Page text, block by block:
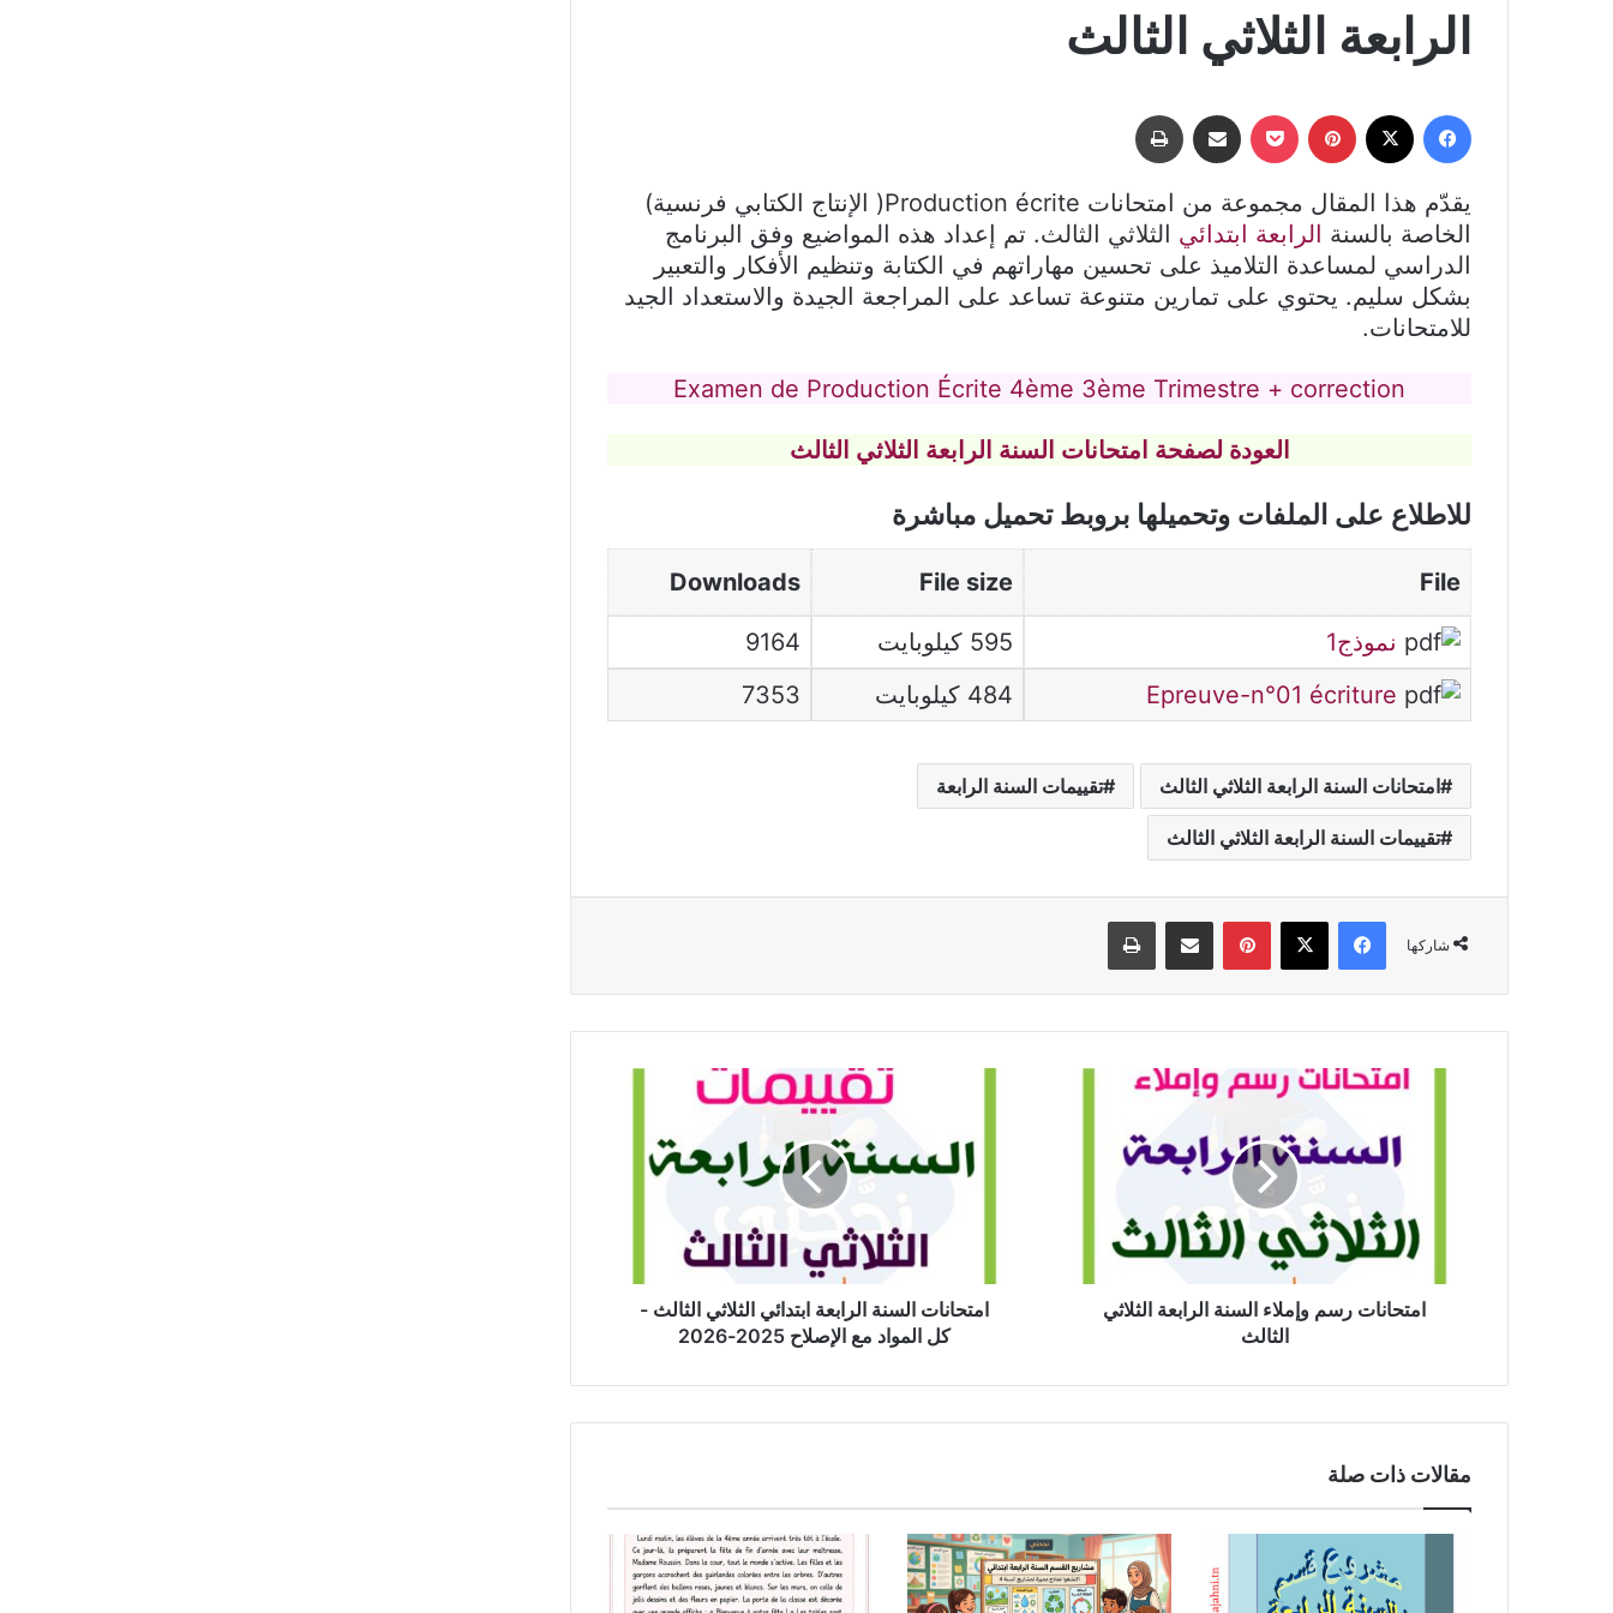
الرابعة الثلاثي الثالث
فيسبوك بينتيريست ‫Pocket مشاركة عبر البريد
يقدّم هذا المقال مجموعة من امتحانات Production écrite( الإنتاج الكتابي فرنسية)
الخاصة بالسنة الرابعة ابتدائي الثلاثي الثالث. تم إعداد هذه المواضيع وفق البرنامج
الدراسي لمساعدة التلاميذ على تحسين مهاراتهم في الكتابة وتنظيم الأفكار والتعبير
بشكل سليم. يحتوي على تمارين متنوعة تساعد على المراجعة الجيدة والاستعداد الجيد
للامتحانات.
Examen de Production Écrite 4ème 3ème Trimestre + correction
العودة لصفحة امتحانات السنة الرابعة الثلاثي الثالث
للاطلاع على الملفات وتحميلها بروبط تحميل مباشرة
File
File size
Downloads
نموذج1 595 كيلوبايت
9164
Epreuve-n°01 écriture
484 كيلوبايت 7353
امتحانات السنة الرابعة الثلاثي الثالث تقييمات السنة الرابعة
تقييمات السنة الرابعة الثلاثي الثالث
شاركها
فيسبوك ‫X بينتيريستمشاركة عبر البريد طباعة
امتحانات رسم وإملاء السنة الرابعة الثلاثي
الثالث
المواد
2026
امتحانات السنة الرابعة ابتدائي الثلاثي الثالث -
كل المواد مع الإصلاح 2025-2026
مقالات ذات صلة